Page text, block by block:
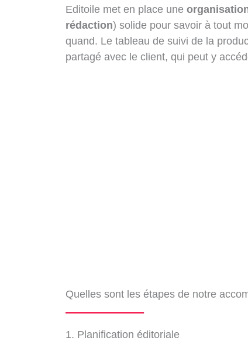
Editoile met en place une
rédaction) solide pour savoir à tout
quand. Le tableau de suivi de la
partagé avec le client, qui peut y
Quelles sont les étapes de notre
1. Planification éditoriale